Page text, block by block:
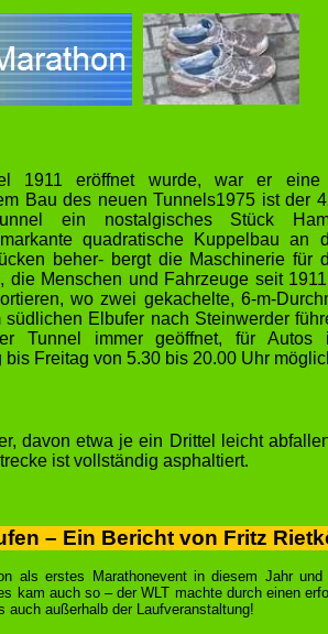
1911 eröffnet wurde, war er eine
Bau des neuen Tunnels1975 ist der
ein nostalgisches Stück
quadratische Kuppelbau an
beher- bergt die Maschinerie für
die Menschen und Fahrzeuge seit
wo zwei gekachelte, 6-m-
südlichen Elbufer nach Steinwerder
Tunnel immer geöffnet, für Autos
bis Freitag von 5.30 bis 20.00 Uhr
davon etwa je ein Drittel leicht
ist vollständig asphaltiert.
– Ein Bericht von Fritz
als erstes Marathonevent in diesem Jahr
kam auch so – der WLT machte durch einen
auch außerhalb der Laufveranstaltung!